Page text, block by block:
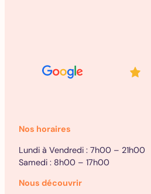
Nos horaires
Lundi à Vendredi : 7h00 – 21h00
Samedi : 8h00 – 17h00
Nous découvrir